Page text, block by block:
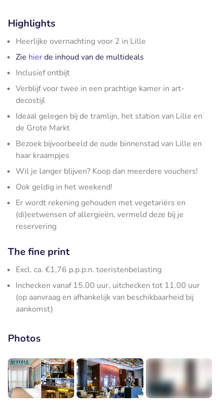
Highlights
Heerlijke overnachting voor 2 in Lille
Zie hierde inhoud van de multideals
Inclusief ontbijt
Verblijf voor twee in een prachtige kamer in art-
decostijl
Ideaal gelegen bij de tramlijn, het station van Lille en
de Grote Markt
Bezoek bijvoorbeeld de oude binnenstad van Lille en
haar kraampjes
Wil je langer blijven? Koop dan meerdere vouchers!
Ook geldig in het weekend!
Er wordt rekening gehouden met vegetariërs en
(di)eetwensen of allergieën, vermeld deze bij je
reservering
The fine print
Excl. ca. €1,76 p.p.p.n. toeristenbelasting
Inchecken vanaf 15.00 uur, uitchecken tot 11.00 uur
(op aanvraag en afhankelijk van beschikbaarheid bij
aankomst)
Photos